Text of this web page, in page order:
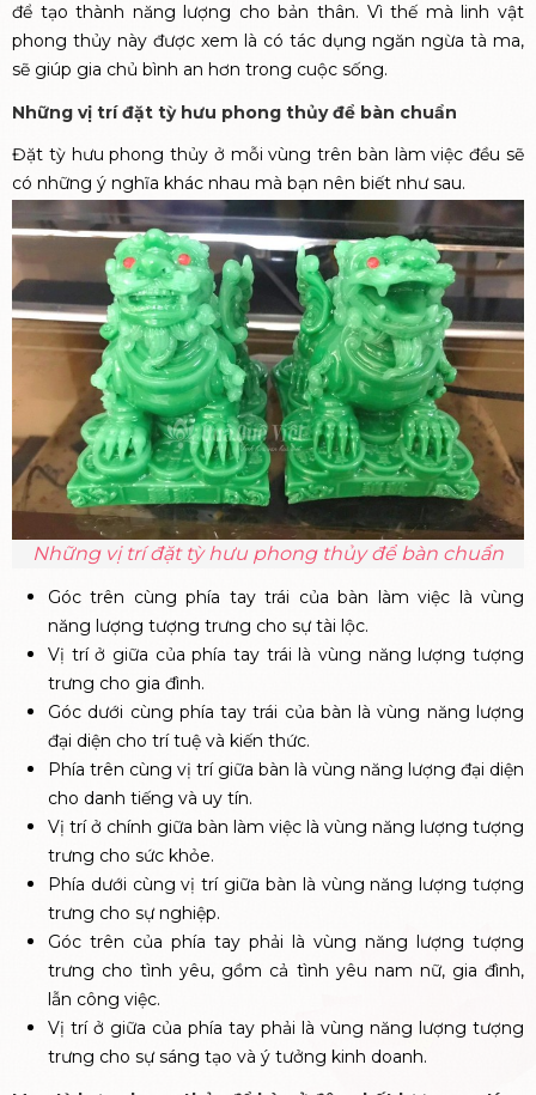
để tạo thành năng lượng cho bản thân. Vì thế mà linh vật
phong thủy này được xem là có tác dụng ngăn ngừa tà ma,
sẽ giúp gia chủ bình an hơn trong cuộc sống.
Những vị trí đặt tỳ hưu phong thủy để bàn chuẩn
Đặt tỳ hưu phong thủy ở mỗi vùng trên bàn làm việc đều sẽ
có những ý nghĩa khác nhau mà bạn nên biết như sau.
Những vị trí đặt tỳ hưu phong thủy để bàn chuẩn
Góc trên cùng phía tay trái của bàn làm việc là vùng
năng lượng tượng trưng cho sự tài lộc.
Vị trí ở giữa của phía tay trái là vùng năng lượng tượng
trưng cho gia đình.
Góc dưới cùng phía tay trái của bàn là vùng năng lượng
đại diện cho trí tuệ và kiến thức.
Phía trên cùng vị trí giữa bàn là vùng năng lượng đại diện
cho danh tiếng và uy tín.
Vị trí ở chính giữa bàn làm việc là vùng năng lượng tượng
trưng cho sức khỏe.
Phía dưới cùng vị trí giữa bàn là vùng năng lượng tượng
trưng cho sự nghiệp.
Góc trên của phía tay phải là vùng năng lượng tượng
trưng cho tình yêu, gồm cả tình yêu nam nữ, gia đình,
lẫn công việc.
Vị trí ở giữa của phía tay phải là vùng năng lượng tượng
trưng cho sự sáng tạo và ý tưởng kinh doanh.